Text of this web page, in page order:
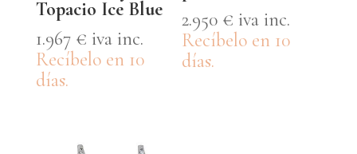
Topacio Ice Blue
1.967 € iva inc.
Recíbelo en 10
días.
2.950 € iva inc.
Recíbelo en 10
días.